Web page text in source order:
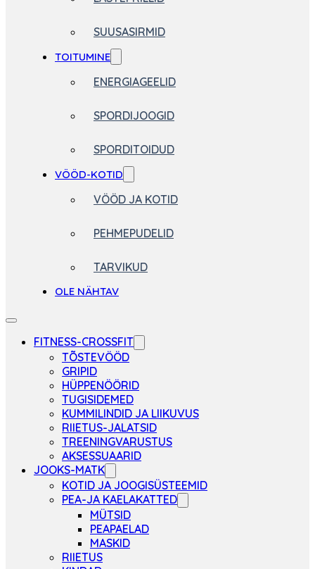
SUUSASIRMID
TOITUMINE
ENERGIAGEELID
SPORDIJOOGID
SPORDITOIDUD
VÖÖD-KOTID
VÖÖD JA KOTID
PEHMEPUDELID
TARVIKUD
OLE NÄHTAV
FITNESS-CROSSFIT
TÕSTEVÖÖD
GRIPID
HÜPPENÖÖRID
TUGISIDEMED
KUMMILINDID JA LIIKUVUS
RIIETUS-JALATSID
TREENINGVARUSTUS
AKSESSUAARID
JOOKS-MATK
KOTID JA JOOGISÜSTEEMID
PEA-JA KAELAKATTED
MÜTSID
PEAPAELAD
MASKID
RIIETUS